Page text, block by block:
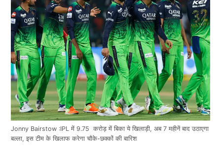
Jonny Bairstow :IPL में 9.75 करोड़ में बिका ये खिलाड़ी, अब 7 महीनें बाद उठाएगा
बल्ला, इस टीम के खिलाफ करेगा चौके-छक्कों की बारिश